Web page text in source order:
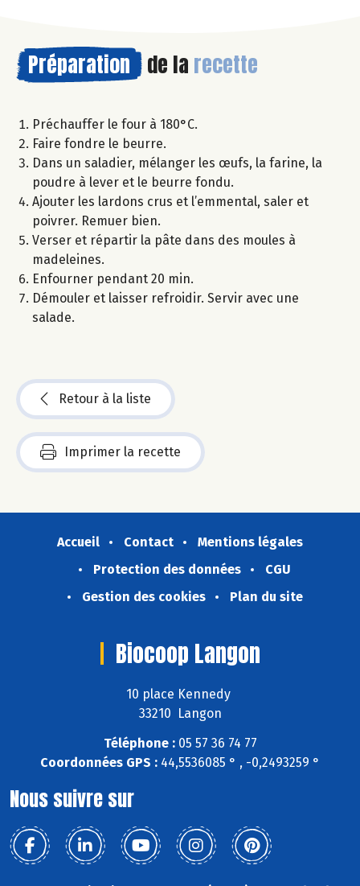
Préparation de la recette
Préchauffer le four à 180°C.
Faire fondre le beurre.
Dans un saladier, mélanger les œufs, la farine, la
poudre à lever et le beurre fondu.
Ajouter les lardons crus et l’emmental, saler et
poivrer. Remuer bien.
Verser et répartir la pâte dans des moules à
madeleines.
Enfourner pendant 20 min.
Démouler et laisser refroidir. Servir avec une
salade.
Retour à la liste
Imprimer la recette
Accueil Contact
Mentions légales
Protection des données
CGU
Gestion des cookies
Plan du site
Biocoop Langon
10 place Kennedy
33210 Langon
Téléphone :05 57 36 74 77
Coordonnées GPS : 44,5536085 ° , -0,2493259 °
Nous suivre sur